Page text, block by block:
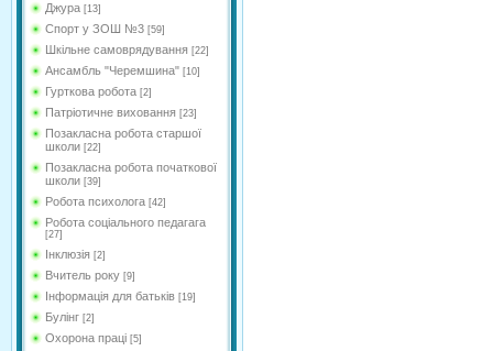
Джура [13]
Спорт у ЗОШ №3 [59]
Шкільне самоврядування [22]
Ансамбль "Черемшина" [10]
Гурткова робота [2]
Патріотичне виховання [23]
Позакласна робота старшої
школи [22]
Позакласна робота початкової
школи [39]
Робота психолога [42]
Робота соціального педагага
[27]
Інклюзія [2]
Вчитель року [9]
Інформація для батьків [19]
Булінг [2]
Охорона праці [5]